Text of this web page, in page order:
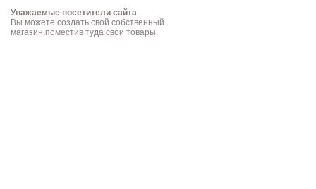
Уважаемые посетители сайта
Вы можете создать свой собственный
магазин,поместив туда свои товары.